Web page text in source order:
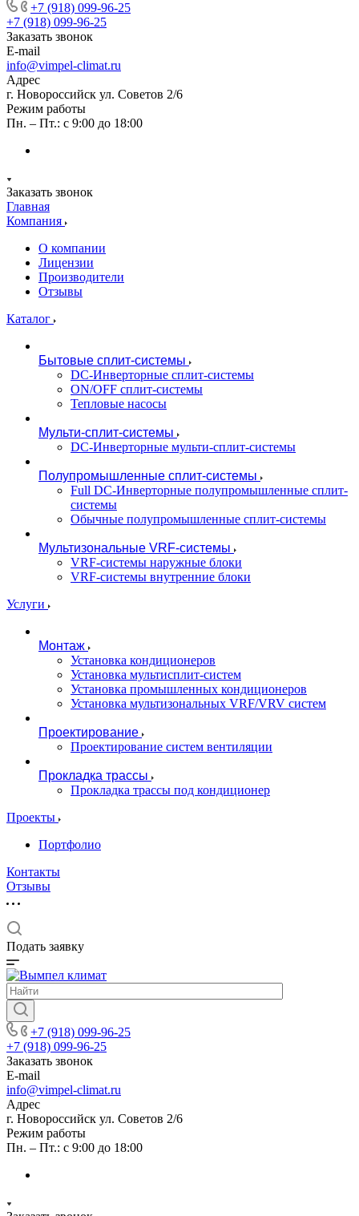
+7 (918) 099-96-25
+7 (918) 099-96-25
Заказать звонок
E-mail
info@vimpel-climat.ru
Адрес
г. Новороссийск ул. Советов 2/6
Режим работы
Пн. – Пт.: с 9:00 до 18:00
Заказать звонок
Главная
Компания
О компании
Лицензии
Производители
Отзывы
Каталог
Бытовые сплит-системы
DC-Инверторные сплит-системы
ON/OFF сплит-системы
Тепловые насосы
Мульти-сплит-системы
DC-Инверторные мульти-сплит-системы
Полупромышленные сплит-системы
Full DC-Инверторные полупромышленные сплит-
системы
Обычные полупромышленные сплит-системы
Мультизональные VRF-системы
VRF-системы наружные блоки
VRF-системы внутренние блоки
Услуги
Монтаж
Установка кондиционеров
Установка мультисплит-систем
Установка промышленных кондиционеров
Установка мультизональных VRF/VRV систем
Проектирование
Проектирование систем вентиляции
Прокладка трассы
Прокладка трассы под кондиционер
Проекты
Портфолио
Контакты
Отзывы
Подать заявку
+7 (918) 099-96-25
+7 (918) 099-96-25
Заказать звонок
E-mail
info@vimpel-climat.ru
Адрес
г. Новороссийск ул. Советов 2/6
Режим работы
Пн. – Пт.: с 9:00 до 18:00